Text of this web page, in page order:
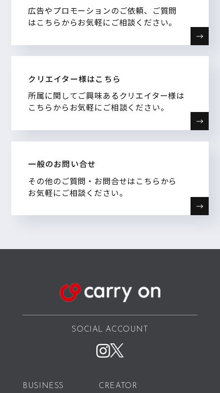
広告やプロモーションのご依頼、ご質問
はこちらからお気軽にご相談ください。
クリエイター様はこちら
所属に関してご興味あるクリエイター様は
こちらからお気軽にご相談ください。
一般のお問い合せ
その他のご質問・お問合せはこちらから
お気軽にご相談ください。
SOCIAL ACCOUNT
BUSINESS CREATOR